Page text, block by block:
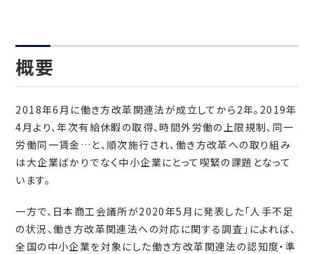
概要
2018年6月に働き方改革関連法が成立してから2年。2019年
4月より、年次有給休暇の取得、時間外労働の上限規制、同一
労働同一賃金…と、順次施行され、働き方改革への取り組み
は大企業ばかりでなく中小企業にとって喫緊の課題となって
います。
一方で、日本商工会議所が2020年5月に発表した「人手不足
の状況、働き方改革関連法への対応に関する調査」によれば、
全国の中小企業を対象にした働き方改革関連法の認知度・準